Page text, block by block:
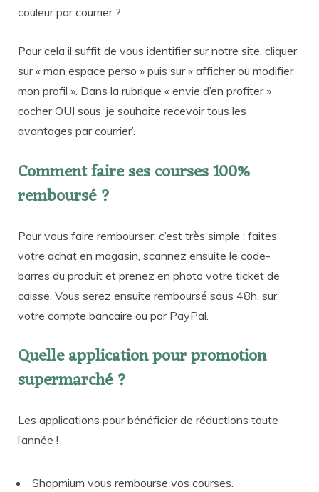
couleur par courrier ?
Pour cela il suffit de vous identifier sur notre site, cliquer
sur « mon espace perso » puis sur « afficher ou modifier
mon profil ». Dans la rubrique « envie d’en profiter »
cocher OUI sous ‘je souhaite recevoir tous les
avantages par courrier’.
Comment faire ses courses 100%
remboursé ?
Pour vous faire rembourser, c’est très simple : faites
votre achat en magasin, scannez ensuite le code-
barres du produit et prenez en photo votre ticket de
caisse. Vous serez ensuite remboursé sous 48h, sur
votre compte bancaire ou par PayPal.
Quelle application pour promotion
supermarché ?
Les applications pour bénéficier de réductions toute
l’année !
Shopmium vous rembourse vos courses.